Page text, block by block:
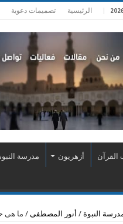
الرئيسية تصميمات دعوية
القرآن أزهريون مدرسة
النبوة / أنور المصطفى / ما هى